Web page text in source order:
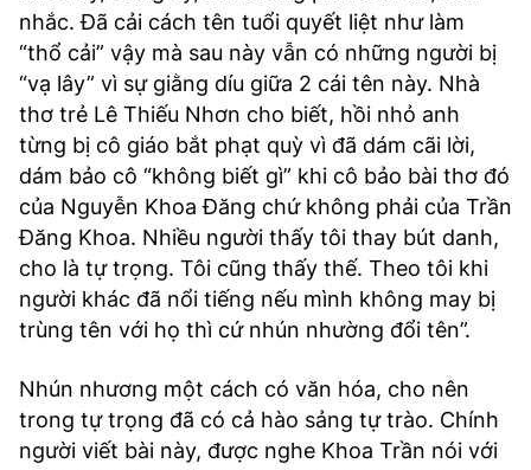
nhắc. Đã cải cách tên tuổi quyết liệt như làm
“thổ cải” vậy mà sau này vẫn có những người bị
“vạ lây” vì sự giằng díu giữa 2 cái tên này. Nhà
thơ trẻ Lê Thiếu Nhơn cho biết, hồi nhỏ anh
từng bị cô giáo bắt phạt quỳ vì đã dám cãi lời,
dám bảo cô “không biết gì” khi cô bảo bài thơ đó
của Nguyễn Khoa Đăng chứ không phải của Trần
Đăng Khoa. Nhiều người thấy tôi thay bút danh,
cho là tự trọng. Tôi cũng thấy thế. Theo tôi khi
người khác đã nổi tiếng nếu mình không may bị
trùng tên với họ thì cứ nhún nhường đổi tên”.
Nhún nhương một cách có văn hóa, cho nên
trong tự trọng đã có cả hào sảng tự trào. Chính
người viết bài này, được nghe Khoa Trần nói với